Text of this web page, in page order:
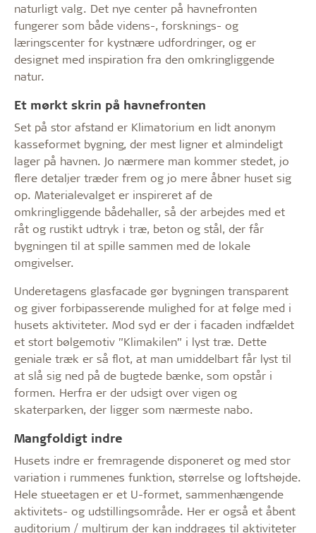
naturligt valg. Det nye center på havnefronten
fungerer som både videns-, forsknings- og
læringscenter for kystnære udfordringer, og er
designet med inspiration fra den omkringliggende
natur.
Et mørkt skrin på havnefronten
Set på stor afstand er Klimatorium en lidt anonym
kasseformet bygning, der mest ligner et almindeligt
lager på havnen. Jo nærmere man kommer stedet, jo
flere detaljer træder frem og jo mere åbner huset sig
op. Materialevalget er inspireret af de
omkringliggende bådehaller, så der arbejdes med et
råt og rustikt udtryk i træ, beton og stål, der får
bygningen til at spille sammen med de lokale
omgivelser.
Underetagens glasfacade gør bygningen transparent
og giver forbipasserende mulighed for at følge med i
husets aktiviteter. Mod syd er der i facaden indfældet
et stort bølgemotiv ”Klimakilen” i lyst træ. Dette
geniale træk er så flot, at man umiddelbart får lyst til
at slå sig ned på de bugtede bænke, som opstår i
formen. Herfra er der udsigt over vigen og
skaterparken, der ligger som nærmeste nabo.
Mangfoldigt indre
Husets indre er fremragende disponeret og med stor
variation i rummenes funktion, størrelse og loftshøjde.
Hele stueetagen er et U-formet, sammenhængende
aktivitets- og udstillingsområde. Her er også et åbent
auditorium / multirum der kan inddrages til aktiviteter